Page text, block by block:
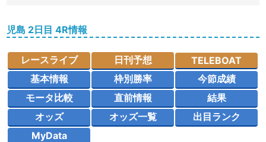
児島 2日目 4R情報
レースライブ 日刊予想
TELEBOAT
基本情報
枠別勝率
今節成績
モータ比較
直前情報
結果
オッズ
オッズ一覧
出目ランク
MyData